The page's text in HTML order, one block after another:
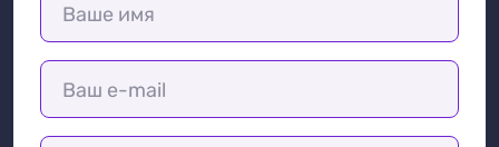
Ваше имя
Ваш e-mail